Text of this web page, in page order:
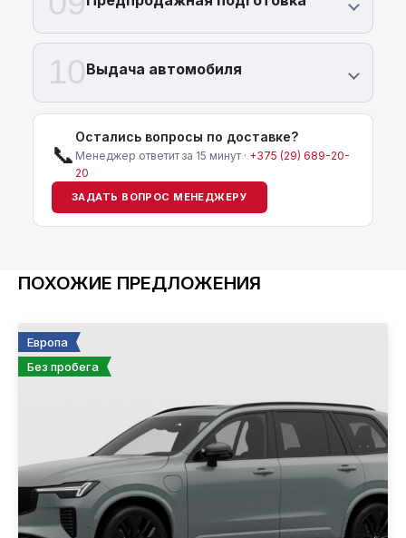
10Выдача автомобиля
📞
Остались вопросы по доставке?
Менеджер ответит за 15 минут · +375 (29) 689-20-
20
ЗАДАТЬ ВОПРОС МЕНЕДЖЕРУ
ПОХОЖИЕ ПРЕДЛОЖЕНИЯ
Европа
Без пробега